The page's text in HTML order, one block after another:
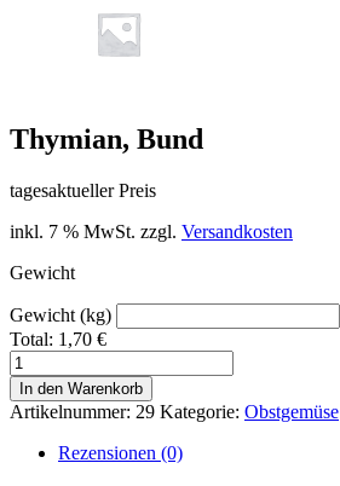
Thymian, Bund
tagesaktueller Preis
inkl. 7 % MwSt. zzgl. Versandkosten
Gewicht
Gewicht (kg)
Total: 1,70 €
Thymian,
Bund
Menge
In den Warenkorb
Artikelnummer: 29 Kategorie: Obstgemüse
Rezensionen (0)